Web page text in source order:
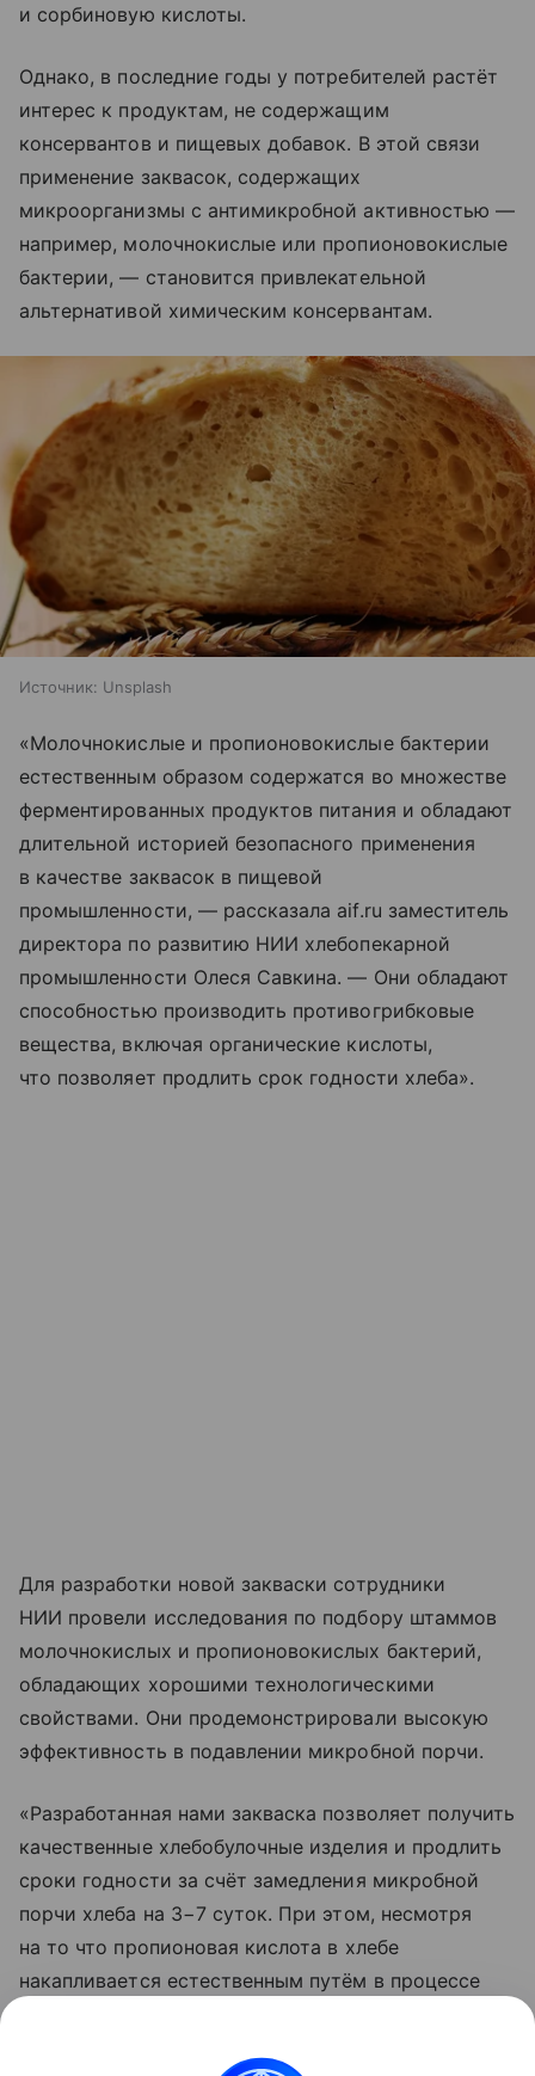
и сорбиновую кислоты.
Однако, в последние годы у потребителей растёт
интерес к продуктам, не содержащим
консервантов и пищевых добавок. В этой связи
применение заквасок, содержащих
микроорганизмы с антимикробной активностью —
например, молочнокислые или пропионовокислые
бактерии, — становится привлекательной
альтернативой химическим консервантам.
Источник: Unsplash
«Молочнокислые и пропионовокислые бактерии
естественным образом содержатся во множестве
ферментированных продуктов питания и обладают
длительной историей безопасного применения
в качестве заквасок в пищевой
промышленности, — рассказала aif.ru заместитель
директора по развитию НИИ хлебопекарной
промышленности Олеся Савкина. — Они обладают
способностью производить противогрибковые
вещества, включая органические кислоты,
что позволяет продлить срок годности хлеба».
Для разработки новой закваски сотрудники
НИИ провели исследования по подбору штаммов
молочнокислых и пропионовокислых бактерий,
обладающих хорошими технологическими
свойствами. Они продемонстрировали высокую
эффективность в подавлении микробной порчи.
«Разработанная нами закваска позволяет получить
качественные хлебобулочные изделия и продлить
сроки годности за счёт замедления микробной
порчи хлеба на 3−7 суток. При этом, несмотря
на то что пропионовая кислота в хлебе
накапливается естественным путём в процессе